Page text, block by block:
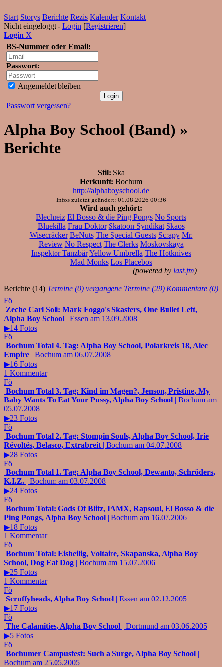
Start Storys Berichte Rezis Kalender Kontakt
Nicht eingeloggt - Login [Registrieren]
Login X
BS-Nummer oder Email:
Passwort:
Angemeldet bleiben
Passwort vergessen?
Alpha Boy School (Band) »
Berichte
Stil: Ska
Herkunft: Bochum
http://alphaboyschool.de
Infos zuletzt geändert: 01.08.2026 00:36
Wird auch gehört:
Blechreiz El Bosso & die Ping Pongs No Sports
Bluekilla Frau Doktor Skatoon Syndikat Skaos
Wisecräcker BeNuts The Special Guests Scrapy Mr.
Review No Respect The Clerks Moskovskaya
Inspektor Tanzbär Yellow Umbrella The Hotknives
Mad Monks Los Placebos
(powered by last.fm)
Berichte (14) Termine (0) vergangene Termine (29) Kommentare (0)
Fö
Zeche Carl Soli: Mark Foggo's Skasters, One Bullet Left,
Alpha Boy School | Essen am 13.09.2008
▶14 Fotos
Fö
Bochum Total 4. Tag: Alpha Boy School, Polarkreis 18, Alec
Empire | Bochum am 06.07.2008
▶16 Fotos
1 Kommentar
Fö
Bochum Total 3. Tag: Kind im Magen?, Jenson, Pristine, My
Baby Wants To Eat Your Pussy, Alpha Boy School | Bochum am
05.07.2008
▶23 Fotos
Fö
Bochum Total 2. Tag: Stompin Souls, Alpha Boy School, Irie
Révoltés, Belasco, Extrabreit | Bochum am 04.07.2008
▶28 Fotos
Fö
Bochum Total 1. Tag: Alpha Boy School, Dewanto, Schröders,
K.I.Z. | Bochum am 03.07.2008
▶24 Fotos
Fö
Bochum Total: Gods Of Blitz, IAMX, Rapsoul, El Bosso & die
Ping Pongs, Alpha Boy School | Bochum am 16.07.2006
▶18 Fotos
1 Kommentar
Fö
Bochum Total: Eisheilig, Voltaire, Skapanska, Alpha Boy
School, Dog Eat Dog | Bochum am 15.07.2006
▶25 Fotos
1 Kommentar
Fö
Scruffyheads, Alpha Boy School | Essen am 02.12.2005
▶17 Fotos
Fö
The Calamities, Alpha Boy School | Dortmund am 03.06.2005
▶5 Fotos
Fö
Bochumer Campusfest: Such a Surge, Alpha Boy School |
Bochum am 25.05.2005